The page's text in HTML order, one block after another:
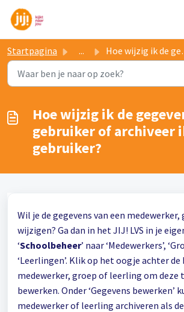
Doorgaan naar hoofdinhoud
Startpagina ... Hoe wijzig ik de gegevens van een gebruiker of archiveer ...
Hoe wijzig ik de
gebruiker of archiveer
gebruiker?
Wil je de gegevens van een
wijzigen? Ga dan in het JIJ! LVS in je
‘Schoolbeheer’ naar ‘Medewerkers’,
‘Leerlingen’. Klik op het oogje achter
medewerker, groep of leerling om deze
bewerken. Onder ‘Gegevens bewerken’
medewerker of leerling archiveren als